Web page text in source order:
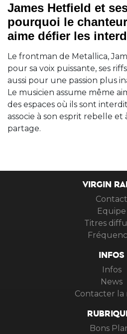
James Hetfield et
pourquoi le
aime défier les
Le frontman de Metallica,
pour sa voix puissante, ses
aussi pour une passion plus
Le musicien assume même
des espaces où ils sont
associe à son esprit rebelle
partage.
VIRGIN
Contact
Equipe
Titres
INFOS
Infos
News
Contacter la
Bons